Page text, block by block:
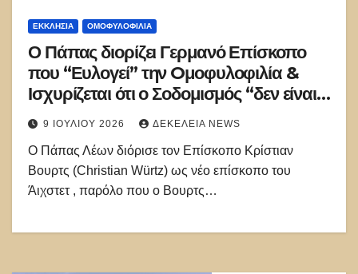
ΕΚΚΛΗΣΊΑ ΟΜΟΦΥΛΟΦΙΛΊΑ
Ο Πάπας διορίζει Γερμανό Επίσκοπο
που “Ευλογεί” την Oμοφυλοφιλία &
Ισχυρίζεται ότι ο Σοδομισμός “δεν είναι
Aμαρτία”
9 ΙΟΥΛΊΟΥ 2026 ΔΕΚΈΛΕΙΑ NEWS
Ο Πάπας Λέων διόρισε τον Επίσκοπο Κρίστιαν
Βουρτς (Christian Würtz) ως νέο επίσκοπο του
Άιχστετ , παρόλο που ο Βουρτς…